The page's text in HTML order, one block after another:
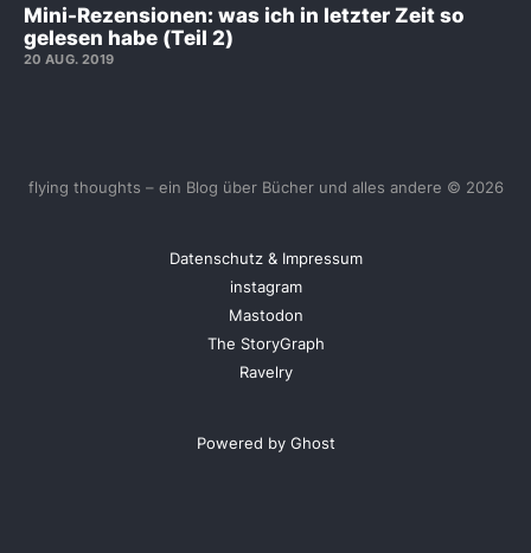
Mini-Rezensionen: was ich in letzter Zeit so
gelesen habe (Teil 2)
20 AUG. 2019
flying thoughts – ein Blog über Bücher und alles andere © 2026
Datenschutz & Impressum
instagram
Mastodon
The StoryGraph
Ravelry
Powered by Ghost